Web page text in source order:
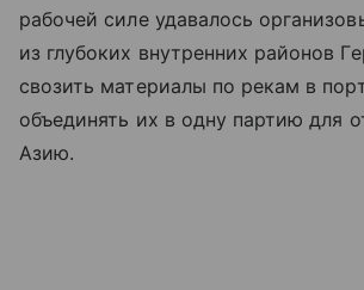
рабочей силе удавалось
из глубоких внутренних районов
свозить материалы по рекам в
объединять их в одну партию для
Азию.